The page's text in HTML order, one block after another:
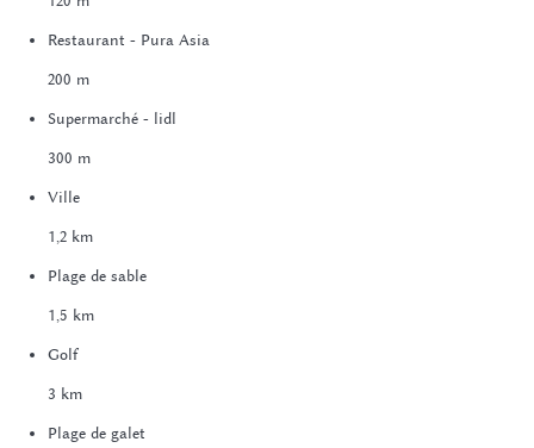
Restaurant - Pura Asia
200 m
Supermarché - lidl
300 m
Ville
1,2 km
Plage de sable
1,5 km
Golf
3 km
Plage de galet